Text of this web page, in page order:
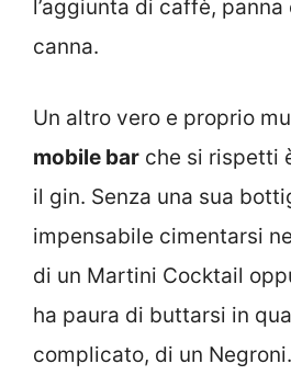
l’aggiunta di caffè,
canna.
Un altro vero e proprio
mobile bar che si rispetti
il gin. Senza una sua
impensabile cimentarsi
di un Martini Cocktail
ha paura di buttarsi in
complicato, di un Negroni.